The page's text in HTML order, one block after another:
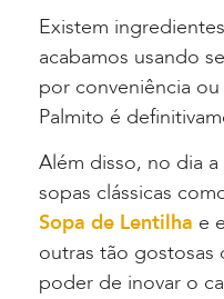
Existem
acabamos usando
por conveniência
Palmito é
Além disso, no dia
sopas clássicas
Sopa de Lentilha e
outras tão gostosas
poder de inovar o